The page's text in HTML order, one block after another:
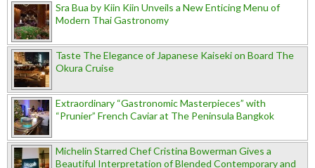
Sra Bua by Kiin Kiin Unveils a New Enticing Menu of
Modern Thai Gastronomy
Taste The Elegance of Japanese Kaiseki on Board The
Okura Cruise
Extraordinary “Gastronomic Masterpieces” with
“Prunier” French Caviar at The Peninsula Bangkok
Michelin Starred Chef Cristina Bowerman Gives a
Beautiful Interpretation of Blended Contemporary and